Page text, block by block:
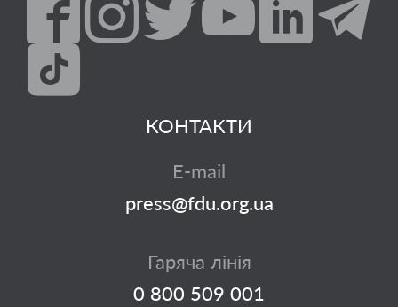
КОНТАКТИ
E-mail
press@fdu.org.ua
Гаряча лінія
0 800 509 001